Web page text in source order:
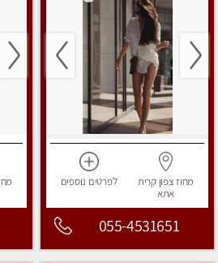
מחוז צפוןקרית
אתא
לפרטים נוספים
055-4531651